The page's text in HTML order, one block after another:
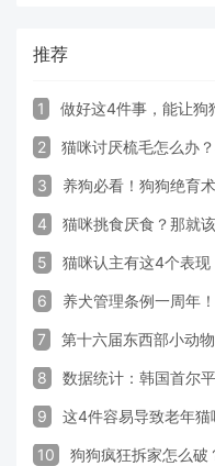
推荐
1 做好这4件事，能让狗
2 猫咪讨厌梳毛怎么办
3 养狗必看！狗狗绝育
4 猫咪挑食厌食？那就
5 猫咪认主有这4个表现
6 养犬管理条例一周年
7 第十六届东西部小动
8 数据统计：韩国首尔
9 这4件容易导致老年猫
10 狗狗疯狂拆家怎么破